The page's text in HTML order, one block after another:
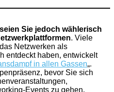
Sie jedoch wählerisch
. Viele
Netzwerken als
entdeckt haben, entwickelt
in allen Gassen„.
bevor Sie sich
Events zu gehen.